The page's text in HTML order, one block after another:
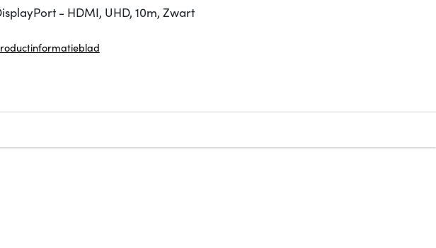
- HDMI, UHD, 10m, Zwart
in nieuw venster)